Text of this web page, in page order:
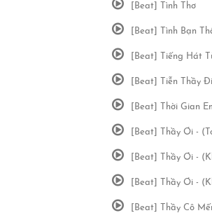
[Beat] Tình Thơ
[Beat] Tình Bạn
[Beat] Tiếng Hát
[Beat] Tiễn Thầy
[Beat] Thời Gian
[Beat] Thầy Ơi -
[Beat] Thầy Ơi -
[Beat] Thầy Ơi -
[Beat] Thầy Cô